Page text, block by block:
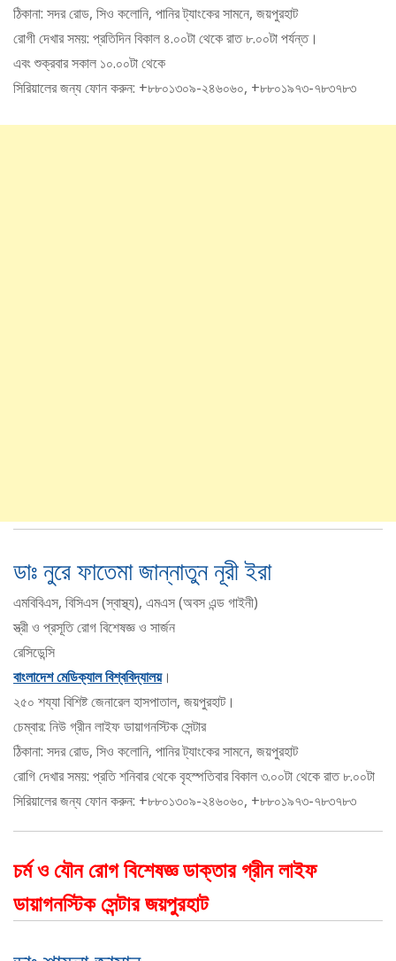
ঠিকানা: সদর রোড, সিও কলোনি, পানির ট্যাংকের সামনে, জয়পুরহাট
রোগী দেখার সময়: প্রতিদিন বিকাল ৪.০০টা থেকে রাত ৮.০০টা পর্যন্ত।
এবং শুক্রবার সকাল ১০.০০টা থেকে
সিরিয়ালের জন্য ফোন করুন: +৮৮০১৩০৯-২৪৬০৬০, +৮৮০১৯৭৩-৭৮৩৭৮৩
ডাঃ নুরে ফাতেমা জান্নাতুন নূরী ইরা
এমবিবিএস, বিসিএস (স্বাস্থ্য), এমএস (অবস এন্ড গাইনী)
স্ত্রী ও প্রসূতি রোগ বিশেষজ্ঞ ও সার্জন
রেসিডেন্সি
বাংলাদেশ মেডিক্যাল বিশ্ববিদ্যালয়।
২৫০ শয্যা বিশিষ্ট জেনারেল হাসপাতাল, জয়পুরহাট।
চেম্বার: নিউ গ্রীন লাইফ ডায়াগনস্টিক সেন্টার
ঠিকানা: সদর রোড, সিও কলোনি, পানির ট্যাংকের সামনে, জয়পুরহাট
রোগি দেখার সময়: প্রতি শনিবার থেকে বৃহস্পতিবার বিকাল ৩.০০টা থেকে রাত ৮.০০টা
সিরিয়ালের জন্য ফোন করুন: +৮৮০১৩০৯-২৪৬০৬০, +৮৮০১৯৭৩-৭৮৩৭৮৩
চর্ম ও যৌন রোগ বিশেষজ্ঞ ডাক্তার গ্রীন লাইফ
ডায়াগনস্টিক সেন্টার জয়পুরহাট